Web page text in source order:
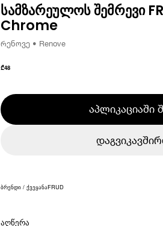
სამზარეულოს შემრევი
Chrome
რენოვე • Renove
₾48
აპლიკაციაში
ბრენდი / ქვეყანაFRUD
აღწერა